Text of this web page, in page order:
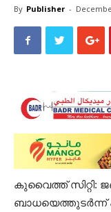
By Publisher -
കുവൈത്ത് സിറ്റി:
ബാധയെത്തുടർന്ന്